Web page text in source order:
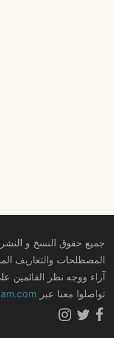
جميع حقوق النسخ و النشر
المصطلحات والتعاريف
آراء ووجه نظر القائمين
تواصلوا معنا عبر